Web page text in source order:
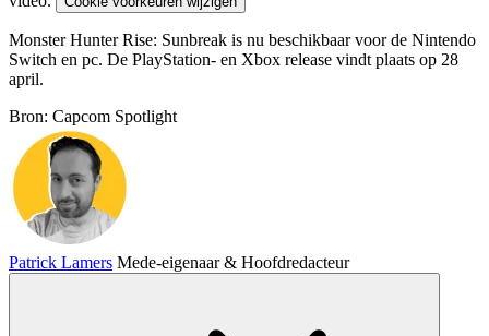
Monster Hunter Rise: Sunbreak is nu beschikbaar voor de Nintendo
Switch en pc. De PlayStation- en Xbox release vindt plaats op 28
april.
Bron: Capcom Spotlight
Patrick Lamers Mede-eigenaar & Hoofdredacteur